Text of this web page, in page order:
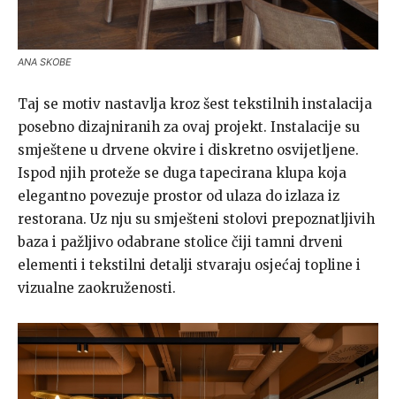
ANA SKOBE
Taj se motiv nastavlja kroz šest tekstilnih instalacija
posebno dizajniranih za ovaj projekt. Instalacije su
smještene u drvene okvire i diskretno osvijetljene.
Ispod njih proteže se duga tapecirana klupa koja
elegantno povezuje prostor od ulaza do izlaza iz
restorana. Uz nju su smješteni stolovi prepoznatljivih
baza i pažljivo odabrane stolice čiji tamni drveni
elementi i tekstilni detalji stvaraju osjećaj topline i
vizualne zaokruženosti.